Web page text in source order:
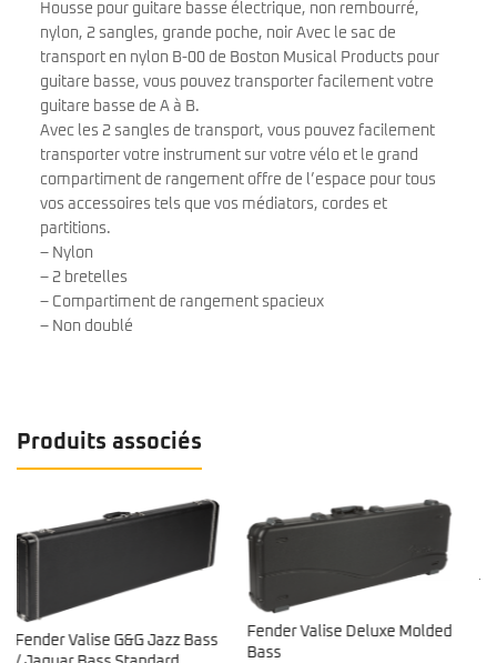
Housse pour guitare basse électrique, non rembourré,
nylon, 2 sangles, grande poche, noir Avec le sac de
transport en nylon B-00 de Boston Musical Products pour
guitare basse, vous pouvez transporter facilement votre
guitare basse de A à B.
Avec les 2 sangles de transport, vous pouvez facilement
transporter votre instrument sur votre vélo et le grand
compartiment de rangement offre de l’espace pour tous
vos accessoires tels que vos médiators, cordes et
partitions.
– Nylon
– 2 bretelles
– Compartiment de rangement spacieux
– Non doublé
Produits associés
Fender Valise Deluxe Molded
Bass
Tobago Housse HTO AGB20B
30€